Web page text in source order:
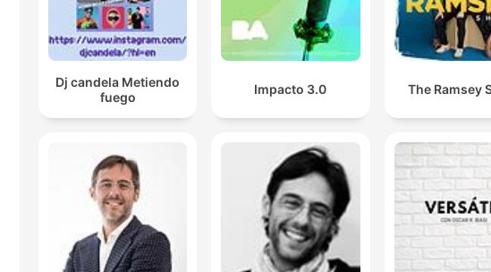
Dj candela Metiendo
fuego
Impacto 3.0 The Ramsey